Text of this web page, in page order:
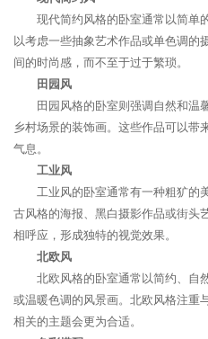
现代简约风格的卧室通常以简单
以考虑一些抽象艺术作品或单色调的
间的时尚感，而不至于过于繁琐。
田园风
田园风格的卧室则强调自然和温
乡村场景的装饰画。这些作品可以带
气息。
工业风
工业风的卧室通常有一种粗犷的
古风格的海报、黑白摄影作品或街头
相呼应，形成独特的视觉效果。
北欧风
北欧风格的卧室通常以简约、自
或温暖色调的风景画。北欧风格注重
相关的主题会更为合适。